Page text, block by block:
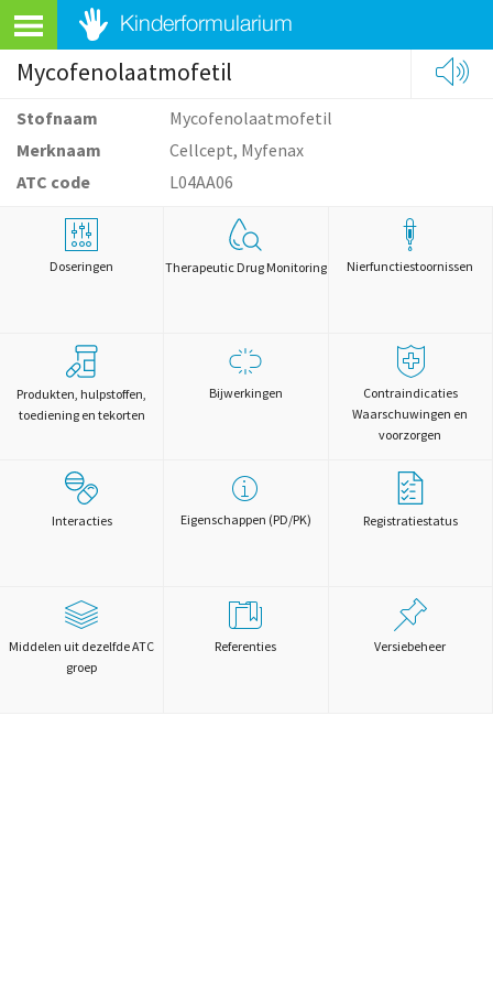
Mycofenolaatmofetil
Stofnaam
Mycofenolaatmofetil
Merknaam
Cellcept, Myfenax
ATC code
L04AA06
Doseringen Therapeutic Drug Monitoring Nierfunctiestoornissen
Produkten, hulpstoffen,
toediening en tekorten
Bijwerkingen
Contraindicaties
Waarschuwingen en
voorzorgen
Interacties Eigenschappen (PD/PK) Registratiestatus
Middelen uit dezelfde ATC
groep
Referenties Versiebeheer